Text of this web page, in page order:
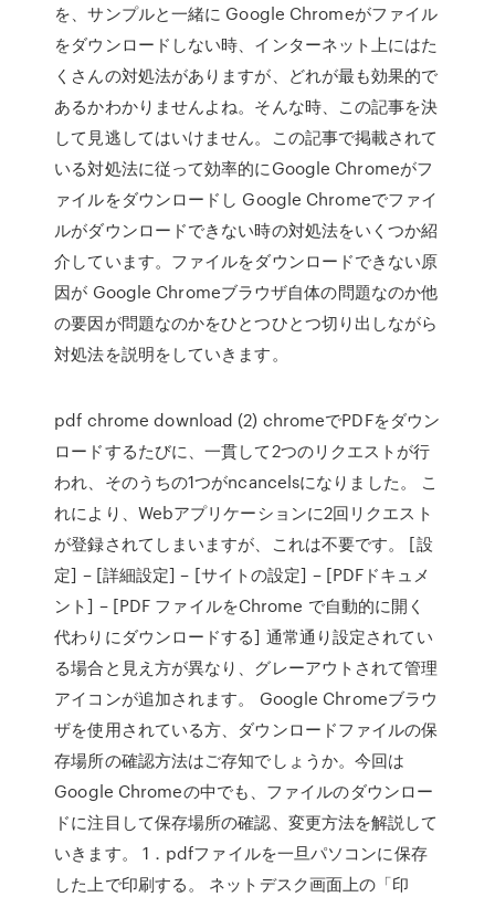
を、サンプルと一緒に Google Chromeがファイル
をダウンロードしない時、インターネット上にはた
くさんの対処法がありますが、どれが最も効果的で
あるかわかりませんよね。そんな時、この記事を決
して見逃してはいけません。この記事で掲載されて
いる対処法に従って効率的にGoogle Chromeがフ
ァイルをダウンロードし Google Chromeでファイ
ルがダウンロードできない時の対処法をいくつか紹
介しています。ファイルをダウンロードできない原
因が Google Chromeブラウザ自体の問題なのか他
の要因が問題なのかをひとつひとつ切り出しながら
対処法を説明をしていきます。
pdf chrome download (2) chromeでPDFをダウン
ロードするたびに、一貫して2つのリクエストが行
われ、そのうちの1つがncancelsになりました。 こ
れにより、Webアプリケーションに2回リクエスト
が登録されてしまいますが、これは不要です。 [設
定] – [詳細設定] – [サイトの設定] – [PDFドキュメ
ント] – [PDF ファイルをChrome で自動的に開く
代わりにダウンロードする] 通常通り設定されてい
る場合と見え方が異なり、グレーアウトされて管理
アイコンが追加されます。 Google Chromeブラウ
ザを使用されている方、ダウンロードファイルの保
存場所の確認方法はご存知でしょうか。今回は
Google Chromeの中でも、ファイルのダウンロー
ドに注目して保存場所の確認、変更方法を解説して
いきます。 1．pdfファイルを一旦パソコンに保存
した上で印刷する。 ネットデスク画面上の「印